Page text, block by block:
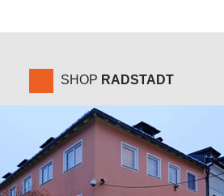
SHOP RADSTADT